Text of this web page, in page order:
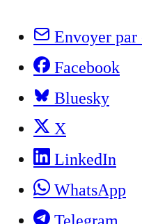
Envoyer
Facebook
Bluesky
X
LinkedIn
WhatsApp